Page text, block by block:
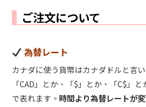
ご注文について
為替レート
カナダに使う貨幣はカナダドルと言
「CAD」とか、「$」とか、「C$」と
で表れます。 時間より為替レートが